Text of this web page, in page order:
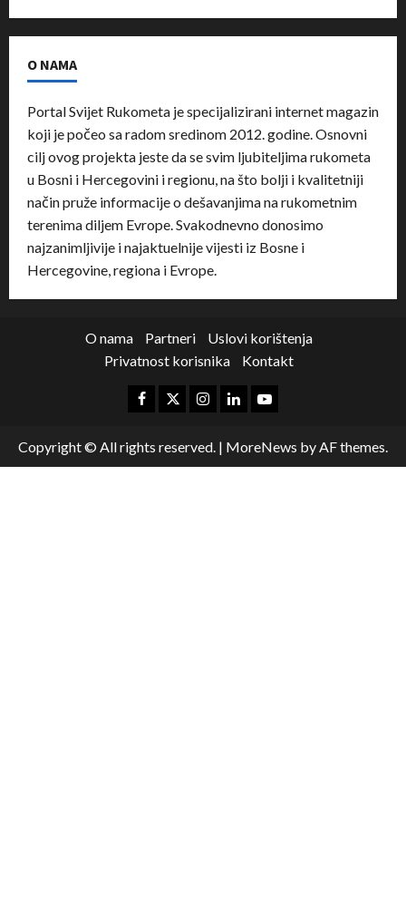
O NAMA
Portal Svijet Rukometa je specijalizirani internet magazin
koji je počeo sa radom sredinom 2012. godine. Osnovni
cilj ovog projekta jeste da se svim ljubiteljima rukometa
u Bosni i Hercegovini i regionu, na što bolji i kvalitetniji
način pruže informacije o dešavanjima na rukometnim
terenima diljem Evrope. Svakodnevno donosimo
najzanimljivije i najaktuelnije vijesti iz Bosne i
Hercegovine, regiona i Evrope.
O nama Partneri
Uslovi korištenja
Privatnost korisnika
Kontakt
Copyright © All rights reserved. | MoreNews by AF themes.